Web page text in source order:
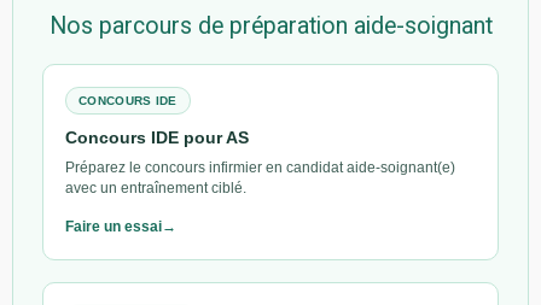
Nos parcours de préparation aide-soignant
CONCOURS IDE
Concours IDE pour AS
Préparez le concours infirmier en candidat aide-soignant(e)
avec un entraînement ciblé.
Faire un essai